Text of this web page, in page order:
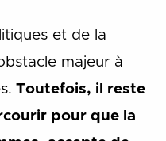
et de la
majeur à
Toutefois, il reste
pour que la